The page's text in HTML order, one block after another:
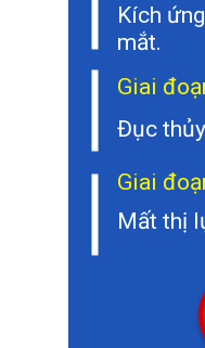
Kích
mắt.
Giai
Đục
Giai
Mất thị